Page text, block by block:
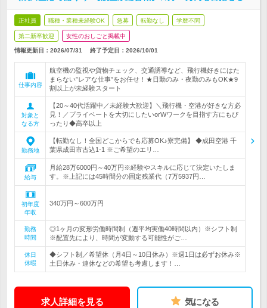
正社員 職種・業種未経験OK 急募 転勤なし 学歴不問
第二新卒歓迎 女性のおしごと掲載中
情報更新日：2026/07/31 終了予定日： 2026/10/01
仕事内容
航空機の監視や貨物チェック、交通誘導など、飛行機好きにはた
まらない”レアな仕事”をお任せ！★日勤のみ・夜勤のみもOK★9
割以上が未経験スタート
対象と
なる方
【20～40代活躍中／未経験大歓迎】＼飛行機・空港が好きな方必
見！／プライベートを大切にしたいorWワークを目指す方にもぴ
ったり◆高卒以上
勤務地
【転勤なし！全国どこからでも応募OK♪寮完備】 ◆成田空港 千
葉県成田市古込1-1 ※ご希望のエリ…
給与
月給28万6000円～40万円※経験やスキルに応じて決定いたしま
す。※上記には45時間分の固定残業代（7万5937円…
初年度
年収
340万円～600万円
勤務
時間
◎1ヶ月の変形労働時間制（週平均実働40時間以内）※シフト制
※配置先により、時間が変動する可能性がご…
休日
休暇
◆シフト制／希望休（月4日～10日休み）※週1日は必ずお休み※
土日休み・連休などの希望も考慮します！…
求人詳細を見る 気になる